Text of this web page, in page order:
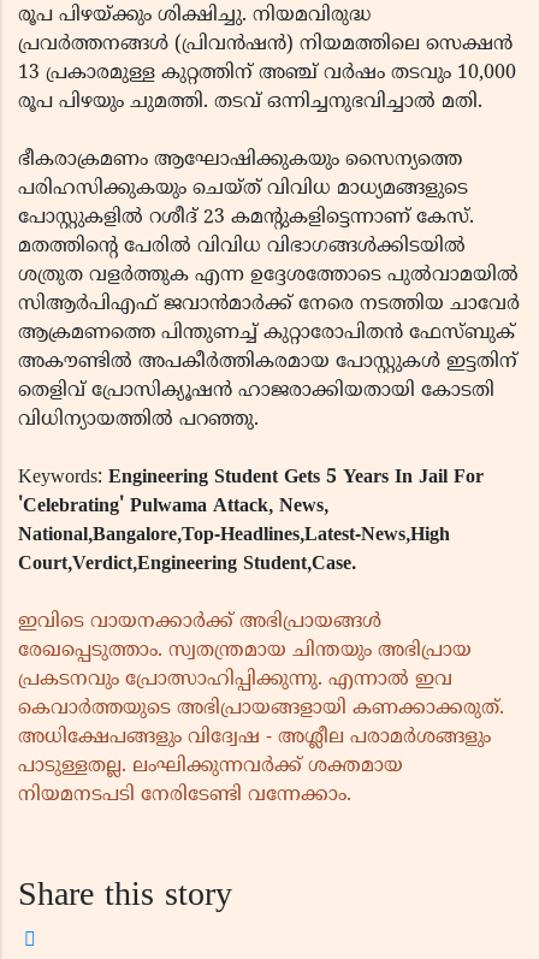
രൂപ പിഴയ്ക്കും ശിക്ഷിച്ചു. നിയമവിരുദ്ധ
പ്രവർത്തനങ്ങൾ (പ്രിവൻഷൻ) നിയമത്തിലെ സെക്ഷൻ
13 പ്രകാരമുള്ള കുറ്റത്തിന് അഞ്ച് വർഷം തടവും 10,000
രൂപ പിഴയും ചുമത്തി. തടവ് ഒന്നിച്ചനുഭവിച്ചാൽ മതി.
ഭീകരാക്രമണം ആഘോഷിക്കുകയും സൈന്യത്തെ
പരിഹസിക്കുകയും ചെയ്ത് വിവിധ മാധ്യമങ്ങളുടെ
പോസ്റ്റുകളിൽ റശീദ് 23 കമന്റുകളിട്ടെന്നാണ് കേസ്.
മതത്തിന്റെ പേരിൽ വിവിധ വിഭാഗങ്ങൾക്കിടയിൽ
ശത്രുത വളർത്തുക എന്ന ഉദ്ദേശത്തോടെ പുൽവാമയിൽ
സിആർപിഎഫ് ജവാൻമാർക്ക് നേരെ നടത്തിയ ചാവേർ
ആക്രമണത്തെ പിന്തുണച്ച് കുറ്റാരോപിതൻ ഫേസ്ബുക്
അകൗണ്ടിൽ അപകീർത്തികരമായ പോസ്റ്റുകൾ ഇട്ടതിന്
തെളിവ് പ്രോസിക്യൂഷൻ ഹാജരാക്കിയതായി കോടതി
വിധിന്യായത്തിൽ പറഞ്ഞു.
Keywords: Engineering Student Gets 5 Years In Jail For
'Celebrating' Pulwama Attack, News,
National,Bangalore,Top-Headlines,Latest-News,High
Court,Verdict,Engineering Student,Case.
ഇവിടെ വായനക്കാർക്ക് അഭിപ്രായങ്ങൾ
രേഖപ്പെടുത്താം. സ്വതന്ത്രമായ ചിന്തയും അഭിപ്രായ
പ്രകടനവും പ്രോത്സാഹിപ്പിക്കുന്നു. എന്നാൽ ഇവ
കെവാർത്തയുടെ അഭിപ്രായങ്ങളായി കണക്കാക്കരുത്.
അധിക്ഷേപങ്ങളും വിദ്വേഷ - അശ്ലീല പരാമർശങ്ങളും
പാടുള്ളതല്ല. ലംഘിക്കുന്നവർക്ക് ശക്തമായ
നിയമനടപടി നേരിടേണ്ടി വന്നേക്കാം.
Share this story